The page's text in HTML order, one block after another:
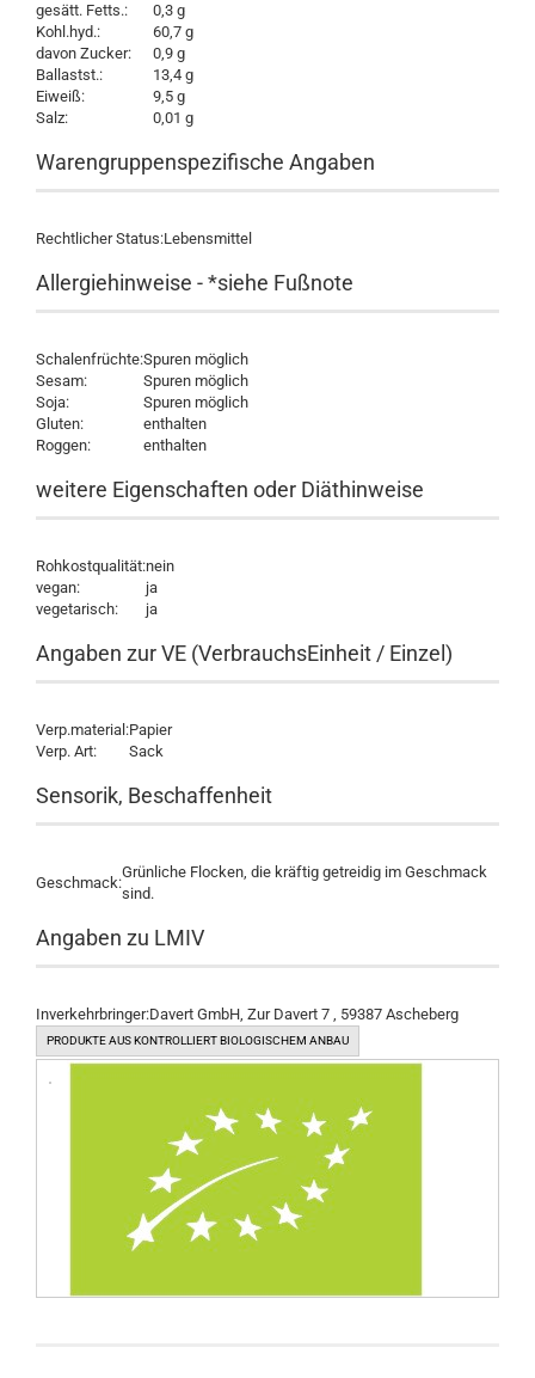
gesätt. Fetts.:
0,3 g
Kohl.hyd.:
60,7 g
davon Zucker:
0,9 g
Ballastst.:
13,4 g
Eiweiß:
9,5 g
Salz:
0,01 g
Warengruppenspezifische Angaben
Rechtlicher Status:Lebensmittel
Allergiehinweise - *siehe Fußnote
Schalenfrüchte:Spuren möglich
Sesam:
Spuren möglich
Soja:
Spuren möglich
Gluten:
enthalten
Roggen:
enthalten
weitere Eigenschaften oder Diäthinweise
Rohkostqualität:nein
vegan:
ja
vegetarisch:
ja
Angaben zur VE (VerbrauchsEinheit / Einzel)
Verp.material:Papier
Verp. Art:
Sack
Sensorik, Beschaffenheit
Geschmack:
Grünliche Flocken, die kräftig getreidig im Geschmack
sind.
Angaben zu LMIV
Inverkehrbringer:Davert GmbH, Zur Davert 7 , 59387 Ascheberg
PRODUKTE AUS KONTROLLIERT BIOLOGISCHEM ANBAU